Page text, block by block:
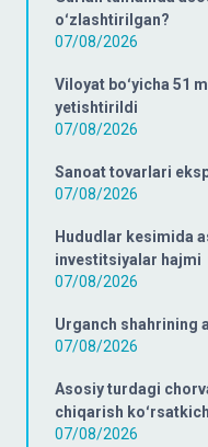
oʻzlashtirilgan?
07/08/2026
Viloyat boʻyicha 51
yetishtirildi
07/08/2026
Sanoat tovarlari
07/08/2026
Hududlar kesimida
investitsiyalar hajmi
07/08/2026
Urganch shahrining
07/08/2026
Asosiy turdagi
chiqarish
07/08/2026